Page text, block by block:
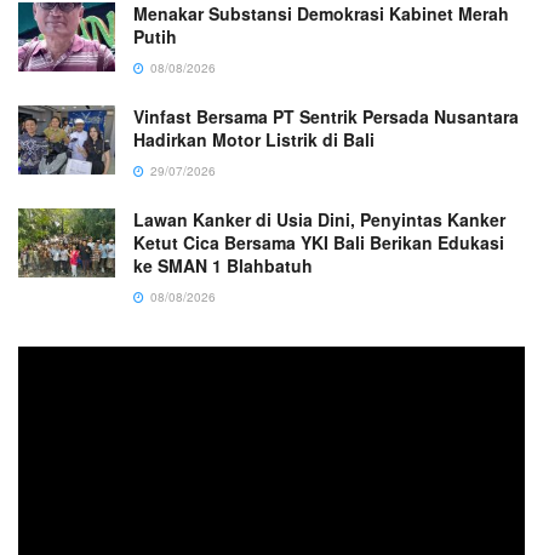
Menakar Substansi Demokrasi Kabinet Merah
Putih
08/08/2026
Vinfast Bersama PT Sentrik Persada Nusantara
Hadirkan Motor Listrik di Bali
29/07/2026
Lawan Kanker di Usia Dini, Penyintas Kanker
Ketut Cica Bersama YKI Bali Berikan Edukasi
ke SMAN 1 Blahbatuh
08/08/2026